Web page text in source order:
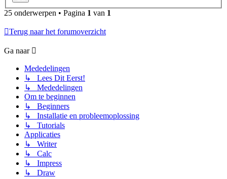
25 onderwerpen • Pagina 1 van 1
Terug naar het forumoverzicht
Ga naar
Mededelingen
↳ Lees Dit Eerst!
↳ Mededelingen
Om te beginnen
↳ Beginners
↳ Installatie en probleemoplossing
↳ Tutorials
Applicaties
↳ Writer
↳ Calc
↳ Impress
↳ Draw